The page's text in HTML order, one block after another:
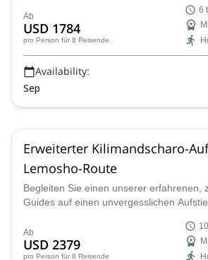
Ab
USD 1784
pro Person für 8 Reisende
6
Availability:
Sep
Erweiterter Kilimandscharo-
Lemosho-Route
Begleiten Sie einen unserer erfahrenen,
Guides auf einen unvergesslichen
Afrika.
Ab
USD 2379
pro Person für 8 Reisende